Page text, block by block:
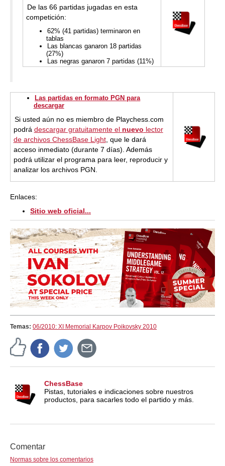
De las 66 partidas jugadas en esta
competición:
62% (41 partidas) terminaron en
tablas
Las blancas ganaron 18 partidas
(27%)
Las negras ganaron 7 partidas (11%)
Las partidas en formato PGN para
descargar
Si usted aún no es miembro de Playchess.com
podrá descargar gratuitamente el nuevo lector
de archivos ChessBase Light, que le dará
acceso inmediato (durante 7 días). Además
podrá utilizar el programa para leer, reproducir y
analizar los archivos PGN.
Enlaces:
Sitio web oficial...
Temas: 06/2010: XI Memorial Karpov Poikovsky 2010
ChessBase
Pistas, tutoriales e indicaciones sobre nuestros
productos, para sacarles todo el partido y más.
Comentar
Normas sobre los comentarios